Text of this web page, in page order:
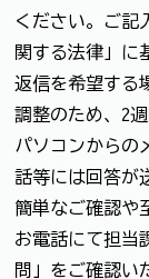
ください。ご記
関する法律」に
返信を希望する
調整のため、2
パソコンからの
話等には回答が
簡単なご確認や
お電話にて担当
問」をご確認い